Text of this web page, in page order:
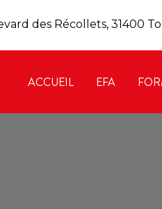
des Récollets, 31400
ACCUEIL EFA